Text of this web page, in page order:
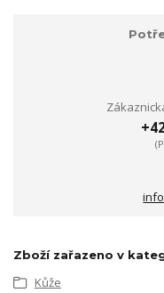
Zboží zařazeno v
Kůže